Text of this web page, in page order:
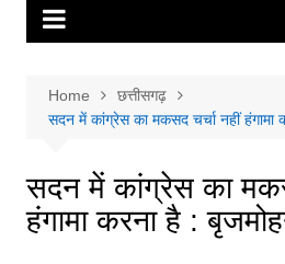
Home
छत्तीसगढ़
सदन में कांग्रेस का मकसद चर्चा नहीं हंगामा
सदन में कांग्रेस का
हंगामा करना है :